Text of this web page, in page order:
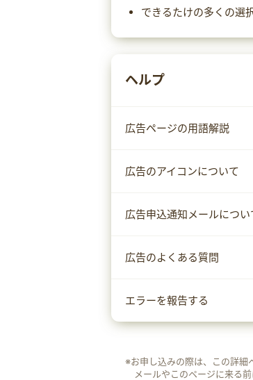
できるたけの多くの選
ヘルプ
広告ページの用語解説
広告のアイコンについて
広告申込通知メールについ
広告のよくある質問
エラーを報告する
※お申し込みの際は、この詳細
メールやこのページに来る